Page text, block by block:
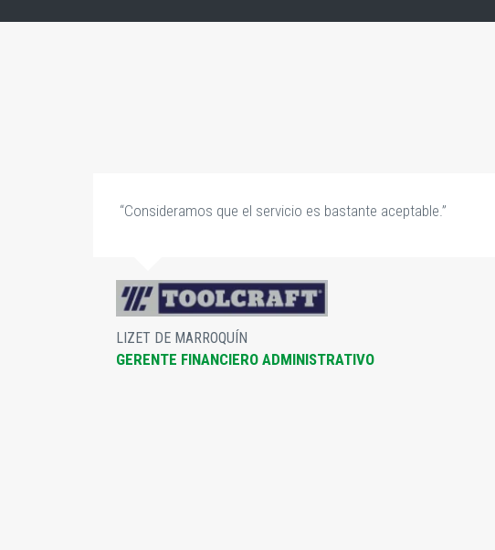
“Consideramos que el servicio es bastante aceptable.”
LIZET DE MARROQUÍN
GERENTE FINANCIERO ADMINISTRATIVO